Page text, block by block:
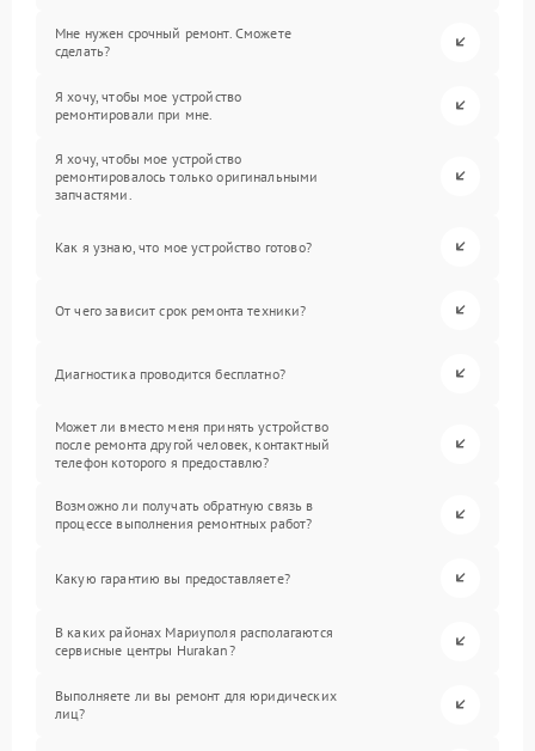
Мне нужен срочный ремонт. Сможете
сделать?
Я хочу, чтобы мое устройство
ремонтировали при мне.
Я хочу, чтобы мое устройство
ремонтировалось только оригинальными
запчастями.
Как я узнаю, что мое устройство готово?
От чего зависит срок ремонта техники?
Диагностика проводится бесплатно?
Может ли вместо меня принять устройство
после ремонта другой человек, контактный
телефон которого я предоставлю?
Возможно ли получать обратную связь в
процессе выполнения ремонтных работ?
Какую гарантию вы предоставляете?
В каких районах Мариуполя располагаются
сервисные центры Hurakan?
Выполняете ли вы ремонт для юридических
лиц?